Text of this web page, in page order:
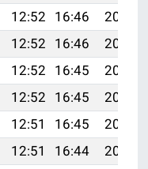
12:52 16:46
20:05
12:52 16:46
20:04
12:52 16:45
20:03
12:52 16:45
20:02
12:51 16:45
20:01
12:51 16:44
20:00